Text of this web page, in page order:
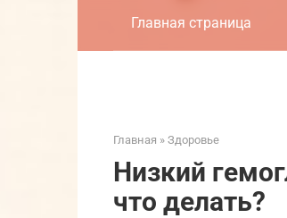
Главная страница
Главная » Здоровье
Низкий
что делать?